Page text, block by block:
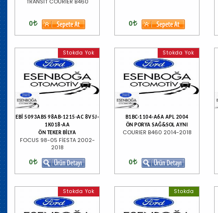
0 0
Stokda Yok
EBİ 5093ABS 98AB-1215-AC 8V5J-
1K018-AA
ÖN TEKER BİLYA
FOCUS 98-05 FİESTA 2002-
2018
0
Stokda Yok
B1BC-1104-A6A APL 2004
ÖN PORYA SAĞ&SOL AYNI
COURIER B460 2014-2018
0
Stokda Yok Stokda